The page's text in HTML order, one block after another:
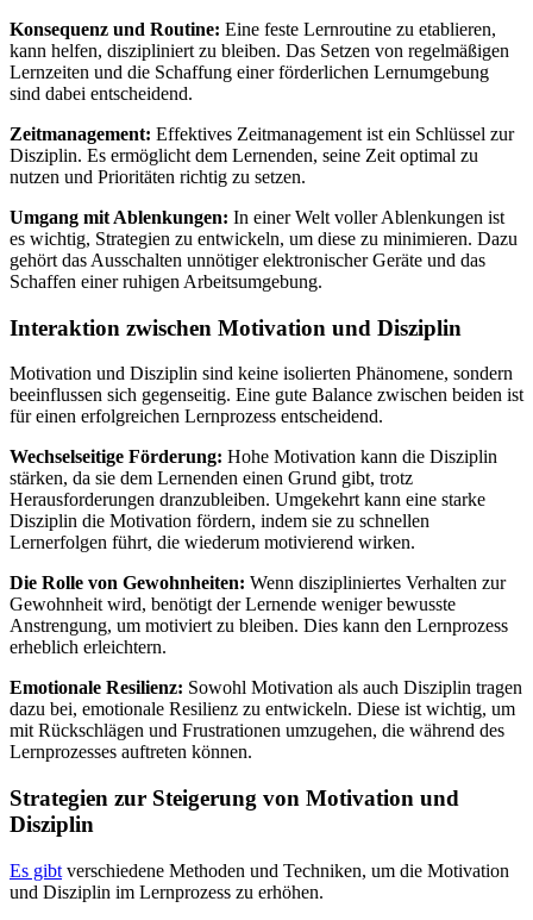
Konsequenz und Routine: Eine feste Lernroutine zu etablieren,
kann helfen, diszipliniert zu bleiben. Das Setzen von regelmäßigen
Lernzeiten und die Schaffung einer förderlichen Lernumgebung
sind dabei entscheidend.
Zeitmanagement: Effektives Zeitmanagement ist ein Schlüssel zur
Disziplin. Es ermöglicht dem Lernenden, seine Zeit optimal zu
nutzen und Prioritäten richtig zu setzen.
Umgang mit Ablenkungen: In einer Welt voller Ablenkungen ist
es wichtig, Strategien zu entwickeln, um diese zu minimieren. Dazu
gehört das Ausschalten unnötiger elektronischer Geräte und das
Schaffen einer ruhigen Arbeitsumgebung.
Interaktion zwischen Motivation und Disziplin
Motivation und Disziplin sind keine isolierten Phänomene, sondern
beeinflussen sich gegenseitig. Eine gute Balance zwischen beiden ist
für einen erfolgreichen Lernprozess entscheidend.
Wechselseitige Förderung: Hohe Motivation kann die Disziplin
stärken, da sie dem Lernenden einen Grund gibt, trotz
Herausforderungen dranzubleiben. Umgekehrt kann eine starke
Disziplin die Motivation fördern, indem sie zu schnellen
Lernerfolgen führt, die wiederum motivierend wirken.
Die Rolle von Gewohnheiten: Wenn diszipliniertes Verhalten zur
Gewohnheit wird, benötigt der Lernende weniger bewusste
Anstrengung, um motiviert zu bleiben. Dies kann den Lernprozess
erheblich erleichtern.
Emotionale Resilienz: Sowohl Motivation als auch Disziplin tragen
dazu bei, emotionale Resilienz zu entwickeln. Diese ist wichtig, um
mit Rückschlägen und Frustrationen umzugehen, die während des
Lernprozesses auftreten können.
Strategien zur Steigerung von Motivation und
Disziplin
Es gibt verschiedene Methoden und Techniken, um die Motivation
und Disziplin im Lernprozess zu erhöhen.